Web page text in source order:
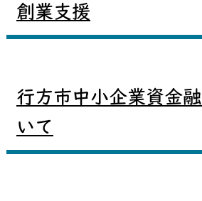
創業支援
行方市中小企業資金
いて